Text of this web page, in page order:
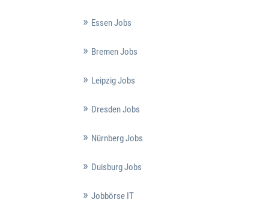
Essen Jobs
Bremen Jobs
Leipzig Jobs
Dresden Jobs
Nürnberg Jobs
Duisburg Jobs
Jobbörse IT